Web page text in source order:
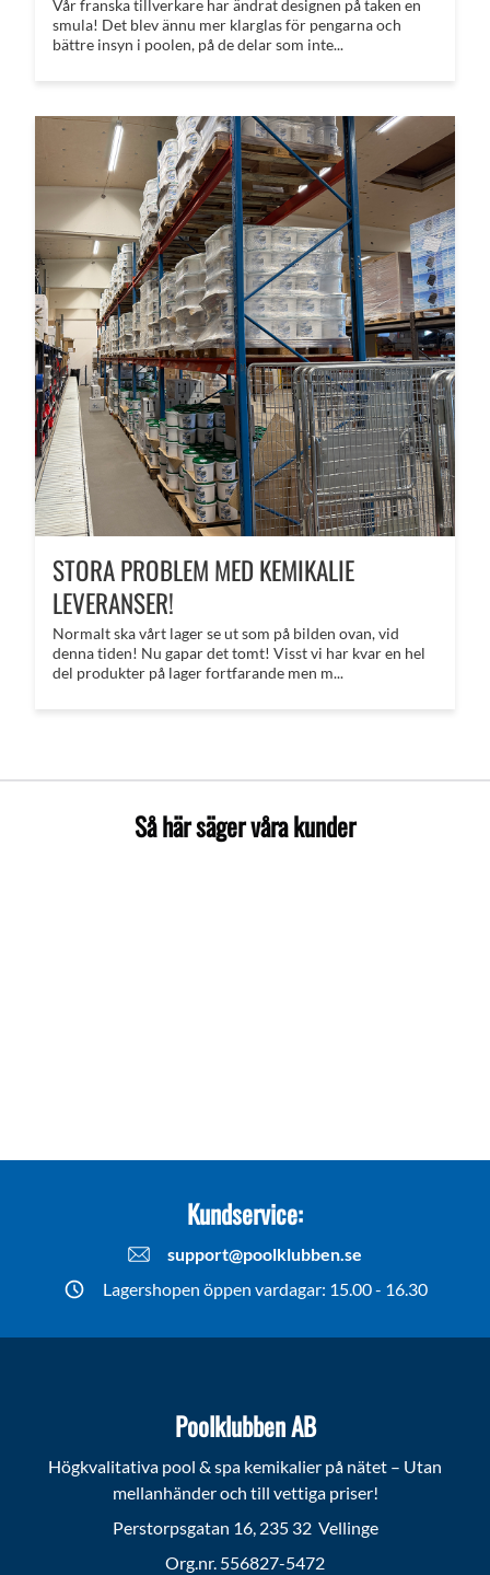
Vår franska tillverkare har ändrat designen på taken en
smula! Det blev ännu mer klarglas för pengarna och
bättre insyn i poolen, på de delar som inte...
STORA PROBLEM MED KEMIKALIE
LEVERANSER!
Normalt ska vårt lager se ut som på bilden ovan, vid
denna tiden! Nu gapar det tomt! Visst vi har kvar en hel
del produkter på lager fortfarande men m...
Så här säger våra kunder
Kundservice:
support@poolklubben.se
Lagershopen öppen vardagar: 15.00 - 16.30
Poolklubben AB
Högkvalitativa pool & spa kemikalier på nätet – Utan
mellanhänder och till vettiga priser!
Perstorpsgatan 16, 235 32 Vellinge
Org.nr. 556827-5472